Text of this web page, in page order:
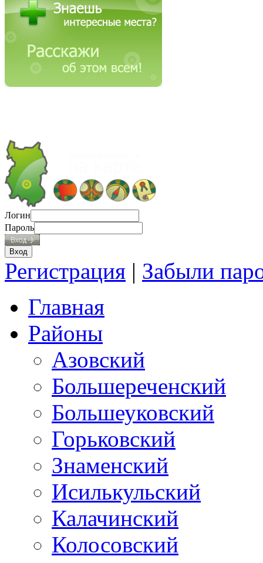
Логин
Пароль
Регистрация | Забыли
Главная
Районы
Азовский
Большереченский
Большеуковский
Горьковский
Знаменский
Исилькульский
Калачинский
Колосовский